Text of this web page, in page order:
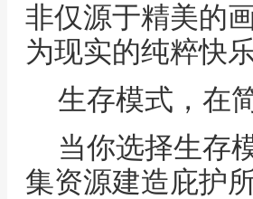
非仅源于精美的
为现实的纯粹快乐
生存模式，在
当你选择生存
集资源建造庇护